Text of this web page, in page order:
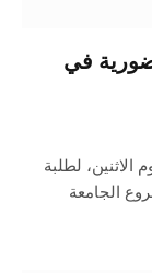
في
لطلبة
الجامعة